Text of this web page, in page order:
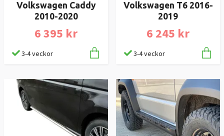
Volkswagen Caddy
2010-2020
6 395 kr
3-4 veckor
Volkswagen T6 2016-
2019
6 245 kr
3-4 veckor